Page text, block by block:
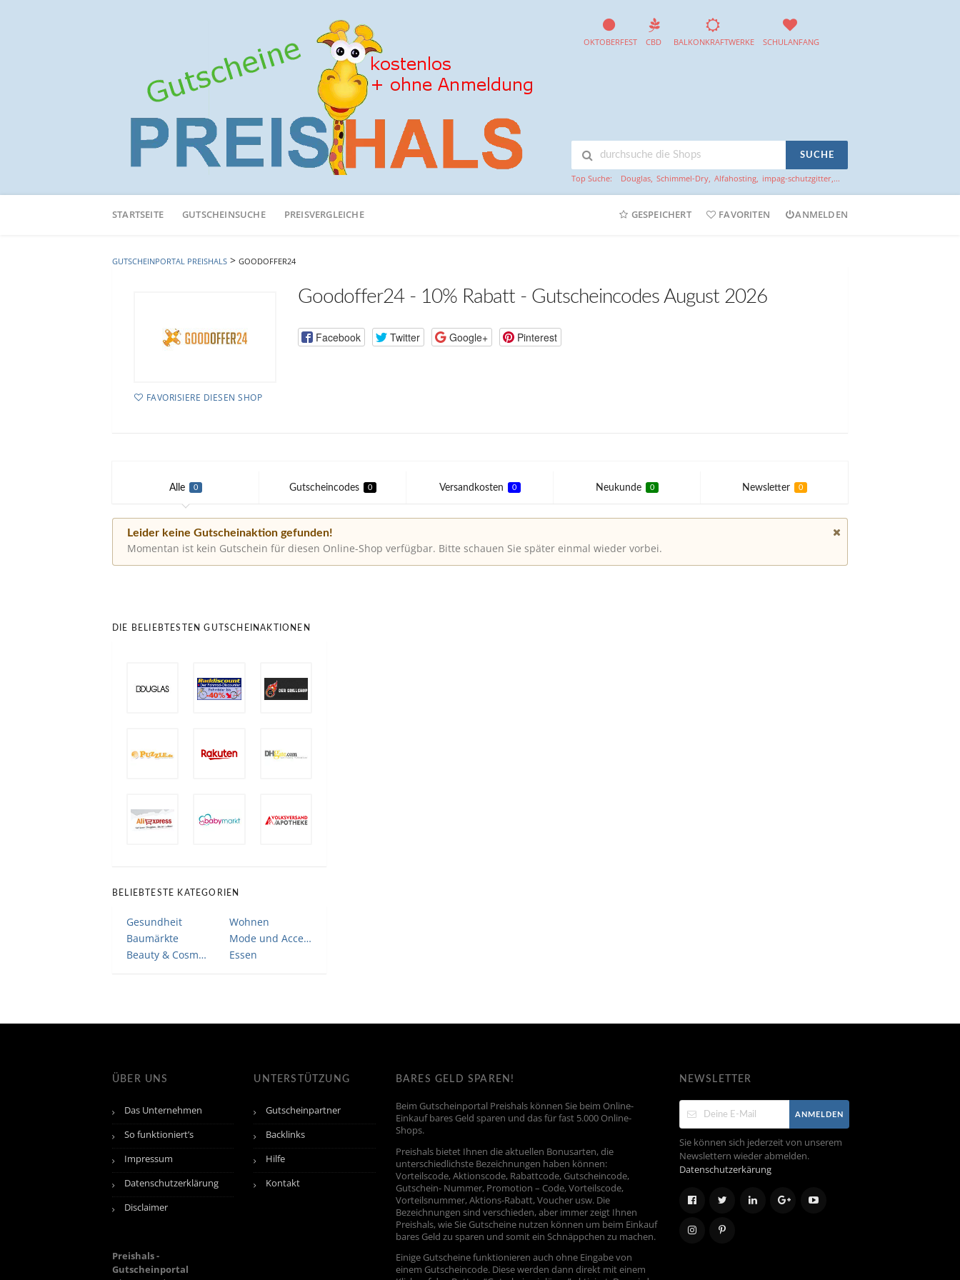
OKTOBERFEST CBD BALKONKRAFTWERKE SCHULANFANG
SUCHE
Top Suche: Douglas, Schimmel-Dry, Alfahosting, impag-schutzgitter,...
Online-
STARTSEITE GUTSCHEINSUCHE PREISVERGLEICHE GESPEICHERT FAVORITEN ANMELDEN
GUTSCHEINPORTAL PREISHALS > GOODOFFER24
FAVORISIERE DIESEN SHOP
Goodoffer24 - 10% Rabatt - Gutscheincodes August 2026
Facebook Twitter Google+ Pinterest
Alle 0 Gutscheincodes 0 Versandkosten 0 Neukunde 0 Newsletter 0
Leider keine Gutscheinaktion gefunden!
Momentan ist kein Gutschein für diesen Online-Shop verfügbar. Bitte schauen Sie später einmal wieder vorbei.
DIE BELIEBTESTEN GUTSCHEINAKTIONEN
BELIEBTESTE KATEGORIEN
Gesundheit
Wohnen
Baumärkte
Mode und Accessoires
Beauty & Cosmetic
Essen
ÜBER UNS
Das Unternehmen
So funktioniert’s
Impressum
Datenschutzerklärung
Disclaimer
Preishals -
Gutscheinportal
UNTERSTÜTZUNG
Gutscheinpartner
Backlinks
Hilfe
Kontakt
BARES GELD SPAREN!
Beim Gutscheinportal Preishals können Sie beim Online-
Einkauf bares Geld sparen und das für fast 5.000 Online-
Shops.
Preishals bietet Ihnen die aktuellen Bonusarten, die
unterschiedlichste Bezeichnungen haben können:
Vorteilscode, Aktionscode, Rabattcode, Gutscheincode,
Gutschein- Nummer, Promotion – Code, Vorteilscode,
Vorteilsnummer, Aktions-Rabatt, Voucher usw. Die
Bezeichnungen sind verschieden, aber immer zeigt Ihnen
Preishals, wie Sie Gutscheine nutzen können um beim Einkauf
bares Geld zu sparen und somit ein Schnäppchen zu machen.
Einige Gutscheine funktionieren auch ohne Eingabe von
einem Gutscheincode. Diese werden dann direkt mit einem
NEWSLETTER
ANMELDEN
Sie können sich jederzeit von unserem
Newslettern wieder abmelden.
Datenschutzerkärung